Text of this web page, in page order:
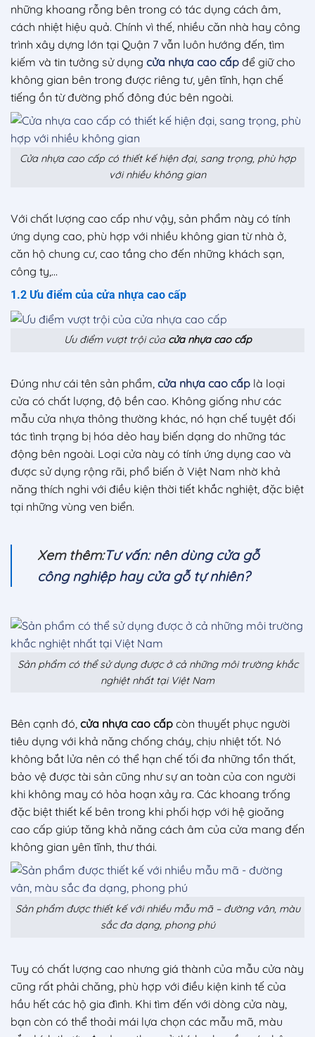
những khoang rỗng bên trong có tác dụng cách âm,
cách nhiệt hiệu quả. Chính vì thế, nhiều căn nhà hay công
trình xây dựng lớn tại Quận 7 vẫn luôn hướng đến, tìm
kiếm và tin tưởng sử dụng cửa nhựa cao cấp để giữ cho
không gian bên trong được riêng tư, yên tĩnh, hạn chế
tiếng ồn từ đường phố đông đúc bên ngoài.
Cửa nhựa cao cấp có thiết kế hiện đại, sang trọng, phù hợp
với nhiều không gian
Với chất lượng cao cấp như vậy, sản phẩm này có tính
ứng dụng cao, phù hợp với nhiều không gian từ nhà ở,
căn hộ chung cư, cao tầng cho đến những khách sạn,
công ty,…
1.2 Ưu điểm của cửa nhựa cao cấp
Ưu điểm vượt trội của cửa nhựa cao cấp
Đúng như cái tên sản phẩm, cửa nhựa cao cấp là loại
cửa có chất lượng, độ bền cao. Không giống như các
mẫu cửa nhựa thông thường khác, nó hạn chế tuyệt đối
tác tình trạng bị hóa dẻo hay biến dạng do những tác
động bên ngoài. Loại cửa này có tính ứng dụng cao và
được sử dụng rộng rãi, phổ biến ở Việt Nam nhờ khả
năng thích nghi với điều kiện thời tiết khắc nghiệt, đặc biệt
tại những vùng ven biển.
Xem thêm:Tư vấn: nên dùng cửa gỗ
công nghiệp hay cửa gỗ tự nhiên?
Sản phẩm có thể sử dụng được ở cả những môi trường khắc
nghiệt nhất tại Việt Nam
Bên cạnh đó, cửa nhựa cao cấp còn thuyết phục người
tiêu dụng với khả năng chống cháy, chịu nhiệt tốt. Nó
không bắt lửa nên có thể hạn chế tối đa những tổn thất,
bảo vệ được tài sản cũng như sự an toàn của con người
khi không may có hỏa hoạn xảy ra. Các khoang trống
đặc biệt thiết kế bên trong khi phối hợp với hệ gioăng
cao cấp giúp tăng khả năng cách âm của cửa mang đến
không gian yên tĩnh, thư thái.
Sản phẩm được thiết kế với nhiều mẫu mã – đường vân, màu
sắc đa dạng, phong phú
Tuy có chất lượng cao nhưng giá thành của mẫu cửa này
cũng rất phải chăng, phù hợp với điều kiện kinh tế của
hầu hết các hộ gia đình. Khi tìm đến với dòng cửa này,
bạn còn có thể thoải mái lựa chọn các mẫu mã, màu